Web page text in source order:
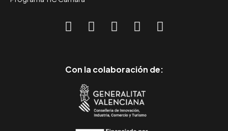
Con la colaboración de: